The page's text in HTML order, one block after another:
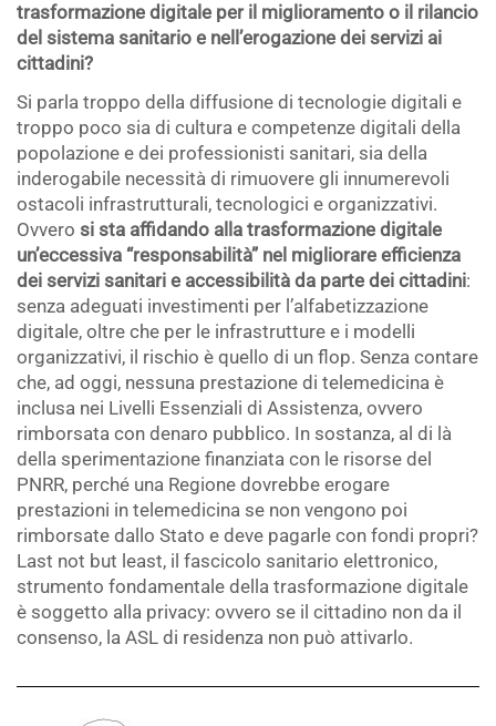
trasformazione digitale per il miglioramento o il rilancio
del sistema sanitario e nell’erogazione dei servizi ai
cittadini?
Si parla troppo della diffusione di tecnologie digitali e
troppo poco sia di cultura e competenze digitali della
popolazione e dei professionisti sanitari, sia della
inderogabile necessità di rimuovere gli innumerevoli
ostacoli infrastrutturali, tecnologici e organizzativi.
Ovvero si sta affidando alla trasformazione digitale
un’eccessiva “responsabilità” nel migliorare efficienza
dei servizi sanitari e accessibilità da parte dei cittadini:
senza adeguati investimenti per l’alfabetizzazione
digitale, oltre che per le infrastrutture e i modelli
organizzativi, il rischio è quello di un flop. Senza contare
che, ad oggi, nessuna prestazione di telemedicina è
inclusa nei Livelli Essenziali di Assistenza, ovvero
rimborsata con denaro pubblico. In sostanza, al di là
della sperimentazione finanziata con le risorse del
PNRR, perché una Regione dovrebbe erogare
prestazioni in telemedicina se non vengono poi
rimborsate dallo Stato e deve pagarle con fondi propri?
Last not but least, il fascicolo sanitario elettronico,
strumento fondamentale della trasformazione digitale
è soggetto alla privacy: ovvero se il cittadino non da il
consenso, la ASL di residenza non può attivarlo.